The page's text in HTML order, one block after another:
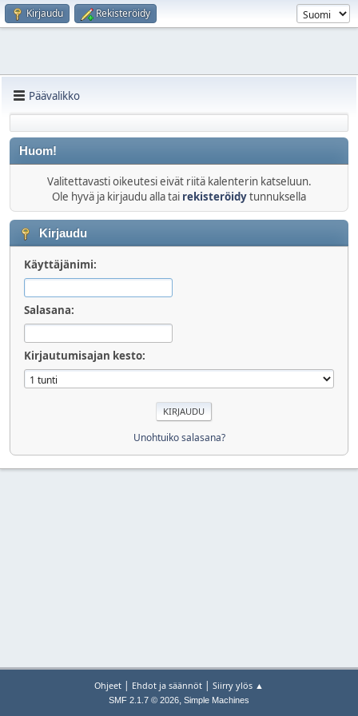
Kirjaudu Rekisteröidy
Päävalikko
Huom!
Valitettavasti oikeutesi eivät riitä kalenterin katseluun.
Ole hyvä ja kirjaudu alla tai rekisteröidytunnuksella
Kirjaudu
Käyttäjänimi:
Salasana:
Kirjautumisajan kesto:
Unohtuiko salasana?
Ohjeet | Ehdot ja säännöt | Siirry ylös ▲
SMF 2.1.7 © 2026, Simple Machines